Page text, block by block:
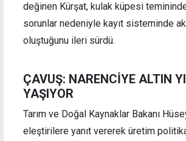
değinen Kürşat, kulak küpesi
sorunlar nedeniyle kayıt sisteminde
oluştuğunu ileri sürdü.
ÇAVUŞ: NARENCİYE ALTIN
YAŞIYOR
Tarım ve Doğal Kaynaklar Bakanı
eleştirilere yanıt vererek üretim